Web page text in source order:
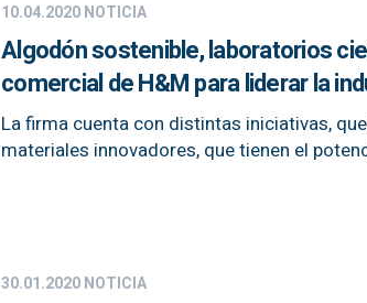
10.04.2020NOTICIA
Algodón sostenible, laboratorios
comercial de H&M para liderar la
La firma cuenta con distintas iniciativas,
materiales innovadores, que tienen el
30.01.2020NOTICIA